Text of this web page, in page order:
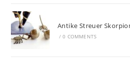
Antike Streuer
/ 0 COMMENTS